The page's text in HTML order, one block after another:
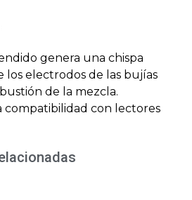
genera una chispa
los electrodos de las bujías
de la mezcla.
compatibilidad con lectores